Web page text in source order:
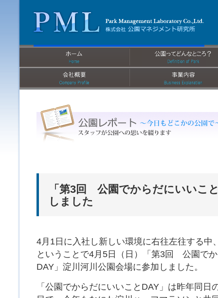
「第3回 公園でからだにいいこ
しました
4月1日に入社し新しい環境に右往左往する中
ということで4月5日（日）「第3回 公園で
DAY」淀川河川公園会場に参加しました。
「公園でからだにいいことDAY」は昨年同日